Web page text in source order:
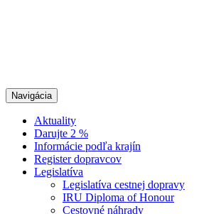
Navigácia
Aktuality
Darujte 2 %
Informácie podľa krajín
Register dopravcov
Legislatíva
Legislatíva cestnej dopravy
IRU Diploma of Honour
Cestovné náhrady